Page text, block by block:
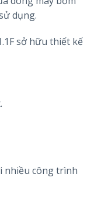
dụng.
sở hữu thiết kế
nhiều công trình